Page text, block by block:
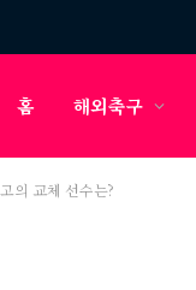
홈 해외축구
의 교체 선수는?